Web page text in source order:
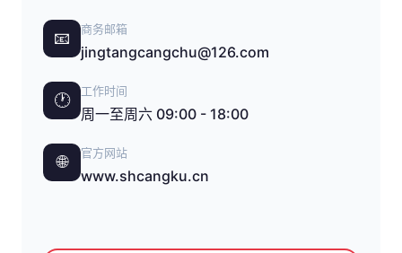
📧 商务邮箱
jingtangcangchu@126.com
🕐 工作时间
周一至周六 09:00 - 18:00
🌐 官方网站
www.shcangku.cn